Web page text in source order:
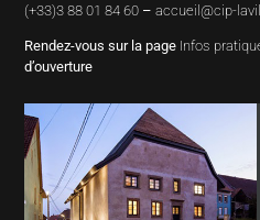
(+33)3 88 01 84 60 –accueil@cip-
Rendez-vous sur la page Infos
d’ouverture